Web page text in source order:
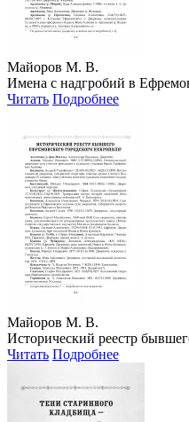
Майоров М. В.
Имена с надгробий в
Читать Подробнее
Майоров М. В.
Исторический реестр
Читать Подробнее